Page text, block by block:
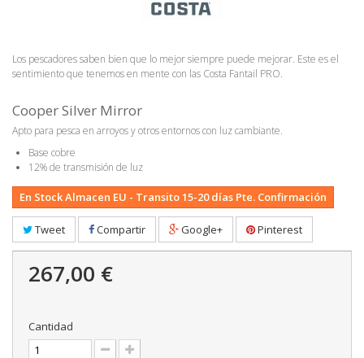
Los pescadores saben bien que lo mejor siempre puede mejorar. Este es el
sentimiento que tenemos en mente con las Costa Fantail PRO.
Cooper Silver Mirror
Apto para pesca en arroyos y otros entornos con luz cambiante.
Base cobre
12% de transmisión de luz
En Stock Almacen EU - Transito 15-20 días Pte. Confirmación
Tweet Compartir Google+ Pinterest
267,00 €
Cantidad